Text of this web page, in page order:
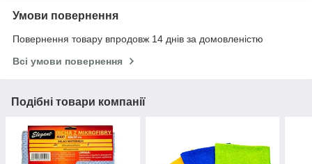
Умови повернення
Повернення товару впродовж 14 днів за домовленістю
Всі умови повернення
Подібні товари компанії